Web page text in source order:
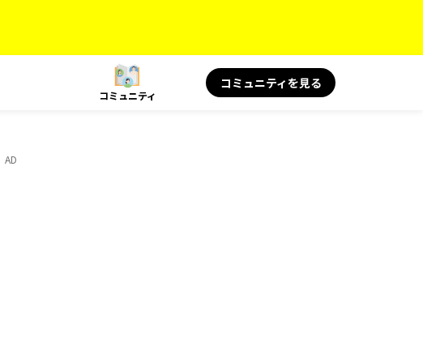
コミュニティ
コミュニティを見る
AD